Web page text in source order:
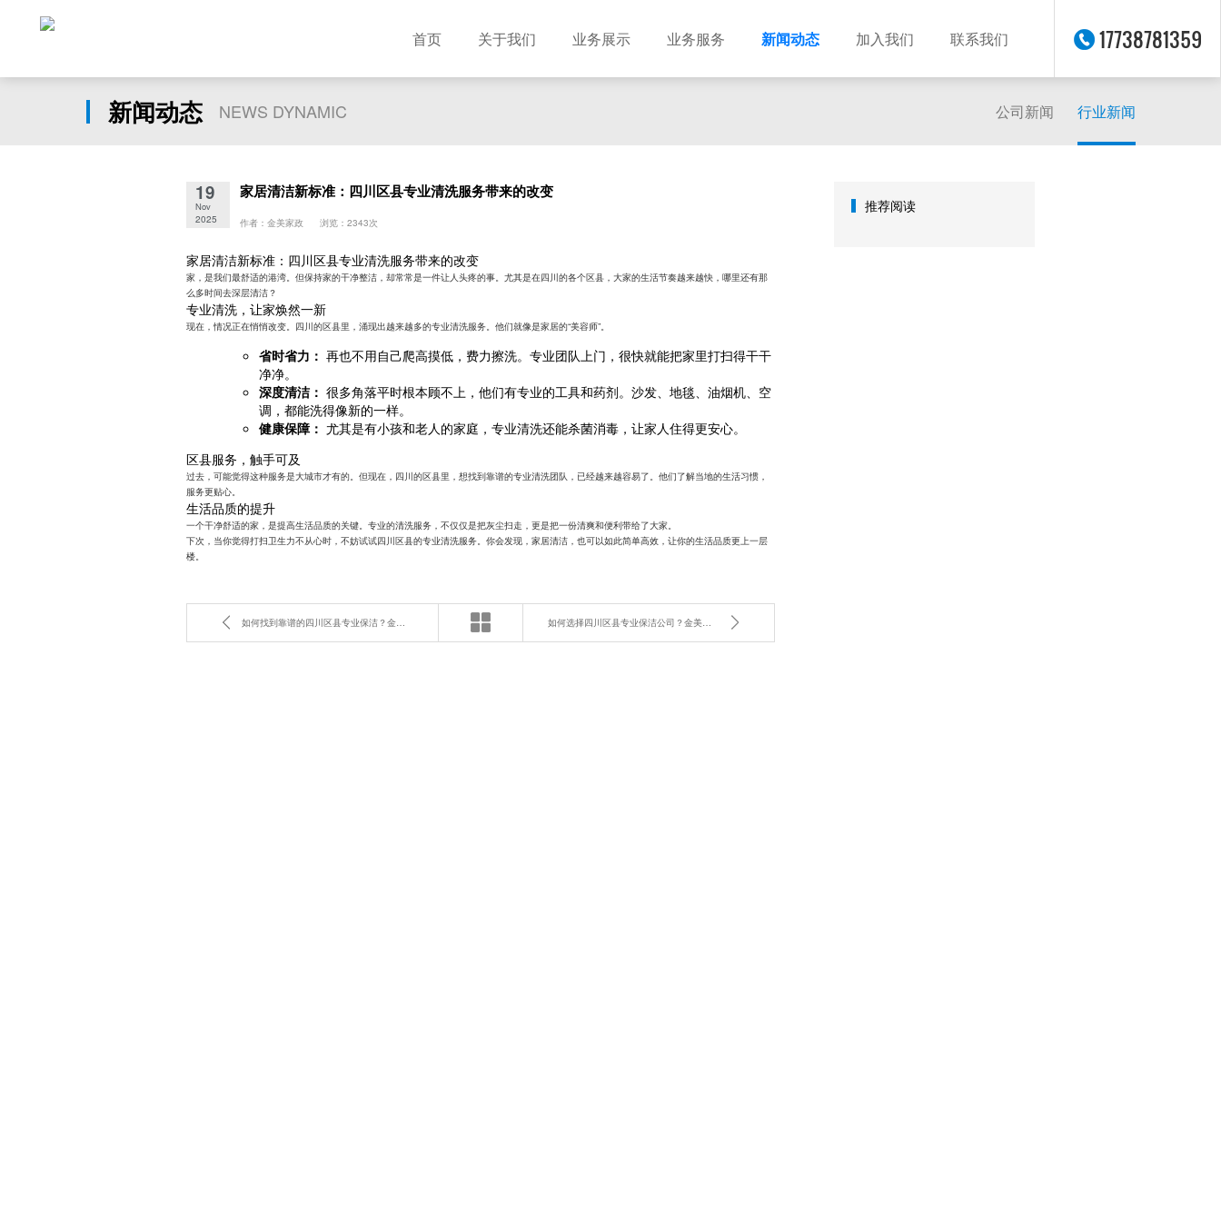
首页 关于我们 业务展示 业务服务 新闻动态 加入我们 联系我们 17738781359
新闻动态 NEWS DYNAMIC 公司新闻 行业新闻
19
Nov
2025
家居清洁新标准：四川区县专业清洗服务带来的改变
作者：金美家政 浏览：2343次
家居清洁新标准：四川区县专业清洗服务带来的改变
家，是我们最舒适的港湾。但保持家的干净整洁，却常常是一件让人头疼的事。尤其是在四川的各个区县，大家的生活节奏越来越快，哪里还有那
么多时间去深层清洁？
专业清洗，让家焕然一新
现在，情况正在悄悄改变。四川的区县里，涌现出越来越多的专业清洗服务。他们就像是家居的“美容师”。
省时省力： 再也不用自己爬高摸低，费力擦洗。专业团队上门，很快就能把家里打扫得干干
净净。
深度清洁： 很多角落平时根本顾不上，他们有专业的工具和药剂。沙发、地毯、油烟机、空
调，都能洗得像新的一样。
健康保障： 尤其是有小孩和老人的家庭，专业清洗还能杀菌消毒，让家人住得更安心。
区县服务，触手可及
过去，可能觉得这种服务是大城市才有的。但现在，四川的区县里，想找到靠谱的专业清洗团队，已经越来越容易了。他们了解当地的生活习惯，
服务更贴心。
生活品质的提升
一个干净舒适的家，是提高生活品质的关键。专业的清洗服务，不仅仅是把灰尘扫走，更是把一份清爽和便利带给了大家。
下次，当你觉得打扫卫生力不从心时，不妨试试四川区县的专业清洗服务。你会发现，家居清洁，也可以如此简单高效，让你的生活品质更上一层
楼。
如何找到靠谱的四川区县专业保洁？金美家政经验分享。 如何选择四川区县专业保洁公司？金美家政给你答案！
推荐阅读